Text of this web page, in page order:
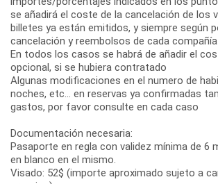
se añadirá el coste de la cancelación de los
billetes ya están emitidos, y siempre según
cancelación y reembolsos de cada compañía
En todos los casos se habrá de añadir el
opcional, si se hubiera contratado
Algunas modificaciones en el numero de
noches, etc... en reservas ya confirmadas
gastos, por favor consulte en cada caso
Documentación necesaria:
Pasaporte en regla con validez mínima de 6
en blanco en el mismo.
Visado: 52$ (importe aproximado sujeto a